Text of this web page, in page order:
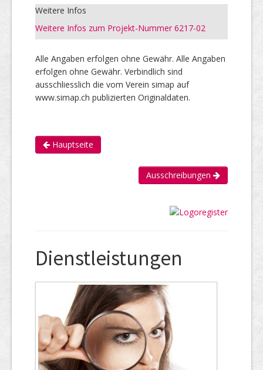
Weitere Infos
Weitere Infos zum Projekt-Nummer 6217-02
Alle Angaben erfolgen ohne Gewähr. Alle Angaben
erfolgen ohne Gewähr. Verbindlich sind
ausschliesslich die vom Verein simap auf
www.simap.ch publizierten Originaldaten.
Hauptseite
Ausschreibungen
Dienstleistungen